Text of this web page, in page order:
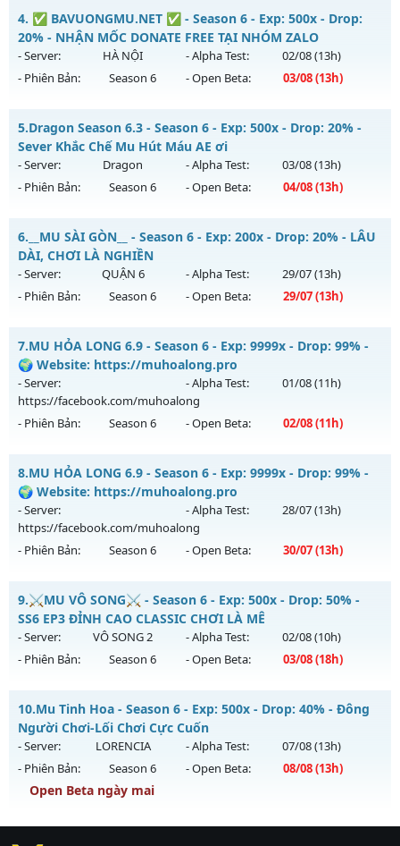
Thể loại: Mu Nguyên bản Webzen
Antihack: gold
MUSEASON 6.3 - free cày cuốc
Mu mới ra tháng 08 2026 - Mở máy chủLục Địa Xưa
13h ngày 01/08/2626
Exp: 100x - Drop: 10%
Thể loại: Mu Nguyên bản Webzen
Antihack: hoàn toàn mới
4. ✅ BAVUONGMU.NET ✅ - Season 6 - Exp: 500x - Drop:
20% - NHẬN MỐC DONATE FREE TẠI NHÓM ZALO
- Server: HÀ NỘI - Alpha Test: 02/08(13h)
- Phiên Bản:
Season 6 - Open Beta: 03/08(13h)
NHÓM ZALO
Mu mới ra tháng 08 2026 - Mở máy chủ
HÀ NỘIvào 13h
ngày 03/08/2626
Kiểu reset: Reset In Game
Thể loại: Mu Nguyên bản Webzen
Antihack: FPS 60 PLUS - CHỐNG HACK 100%
5.Dragon Season 6.3 - Season 6 - Exp: 500x - Drop: 20% -
Sever Khắc Chế Mu Hút Máu AE ơi
- Server: Dragon - Alpha Test: 03/08(13h)
- Phiên Bản:
Season 6 - Open Beta: 04/08(13h)
Dragon Season 6.3 - Sever Khắc Chế Mu Hút Máu AE ơi
Mu mới ra tháng 08 2026 - Mở máy chủ
ngày 04/08/2626
Exp: 500x - Drop: 20%
Thể loại: Mu Nguyên bản Webzen
Antihack: Antihack
6. __MU SÀI GÒN__ - Season 6 - Exp: 200x - Drop: 20% - LÂU
DÀI, CHƠI LÀ NGHIỀN
- Server: QUẬN 6 - Alpha Test: 29/07(13h)
- Phiên Bản:
Season 6 - Open Beta: 29/07(13h)
__MU SÀI GÒN__ - LÂU DÀI, CHƠI LÀ NGHIỀN
Mu mới ra tháng 07 2026 - Mở máy chủ
ngày 29/07/2626
Exp: 200x - Drop: 20%
Thể loại: Mu Nguyên bản Webzen
Antihack: AntiShark
7.MU HỎA LONG 6.9 - Season 6 - Exp: 9999x - Drop: 99% -
🌍 Website: https://muhoalong.pro
- Server:
https://facebook.com/muhoalong
- Alpha Test: 01/08(11h)
- Phiên Bản: Season 6 - Open Beta: 02/08(11h)
MU HỎA LONG 6.9 - 🌍 Website: https://muhoalong.pro
Mu mới ra tháng 08 2026 - Mở máy chủ
https://facebook.com/muhoalongvào 11h ngày
02/08/2626
Exp: 9999x - Drop: 99%
Thể loại: Mu Nguyên bản Webzen
Antihack: XShield
8.MU HỎA LONG 6.9 - Season 6 - Exp: 9999x - Drop: 99% -
🌍 Website: https://muhoalong.pro
- Server:
https://facebook.com/muhoalong
- Alpha Test: 28/07(13h)
- Phiên Bản: Season 6 - Open Beta: 30/07(13h)
MU HỎA LONG 6.9 - 🌍 Website: https://muhoalong.pro
Mu mới ra tháng 07 2026 - Mở máy chủ
https://facebook.com/muhoalongvào 13h ngày
30/07/2626
Kiểu reset: Non Reset
Thể loại: Mu Nguyên bản Webzen
Antihack: Xshiel
9.⚔️MU VÔ SONG⚔️ - Season 6 - Exp: 500x - Drop: 50% -
SS6 EP3 ĐỈNH CAO CLASSIC CHƠI LÀ MÊ
- Server: VÔ SONG 2 - Alpha Test: 02/08(10h)
- Phiên Bản:
Season 6 - Open Beta: 03/08(18h)
⚔️MU VÔ SONG⚔️ - SS6 EP3 ĐỈNH CAO CLASSIC CHƠI LÀ MÊ
Mu mới ra tháng 08 2026 - Mở máy chủ
ngày 03/08/2626
Exp: 500x - Drop: 50%
Kiểu reset: Reset In Game
Thể loại: Mu Nguyên bản Webzen
10.Mu Tinh Hoa - Season 6 - Exp: 500x - Drop: 40% - Đông
Người Chơi-Lối Chơi Cực Cuốn
- Server: LORENCIA - Alpha Test: 07/08(13h)
- Phiên Bản:
Season 6 - Open Beta: 08/08(13h)
Open Beta ngày mai
Mu Tinh Hoa - Đông Người Chơi-Lối Chơi Cực Cuốn